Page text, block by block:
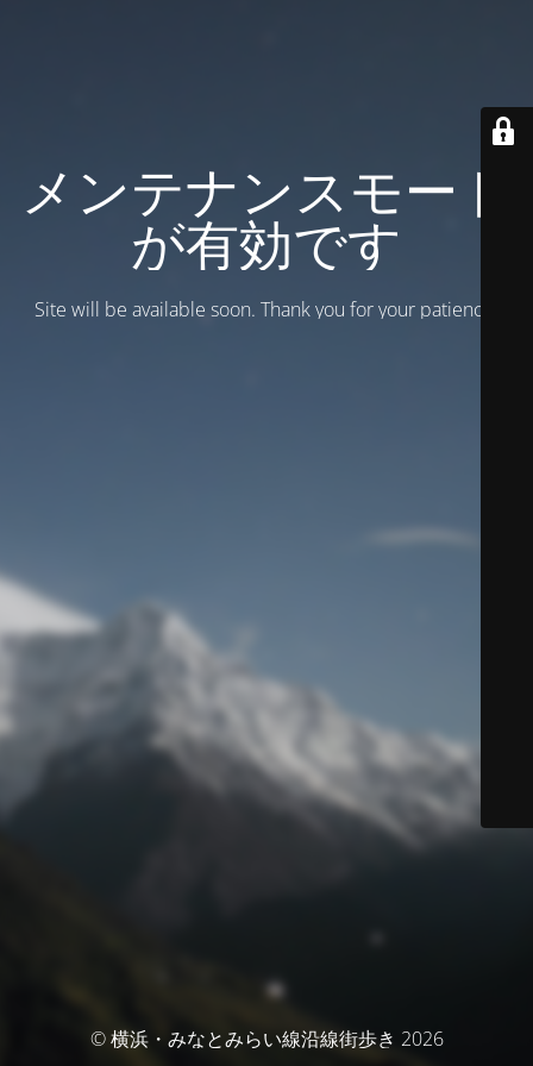
メンテナンスモード
が有効です
Site will be available soon. Thank you for your patience!
© 横浜・みなとみらい線沿線街歩き 2026